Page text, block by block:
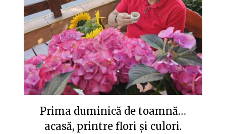
Prima duminică de toamnă…
acasă, printre flori și culori.